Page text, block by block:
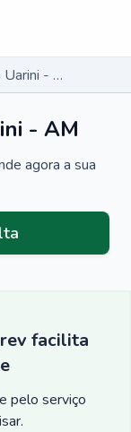
Ginecologista em Uarini - AM
- AM
agora a sua
facilita
pelo serviço